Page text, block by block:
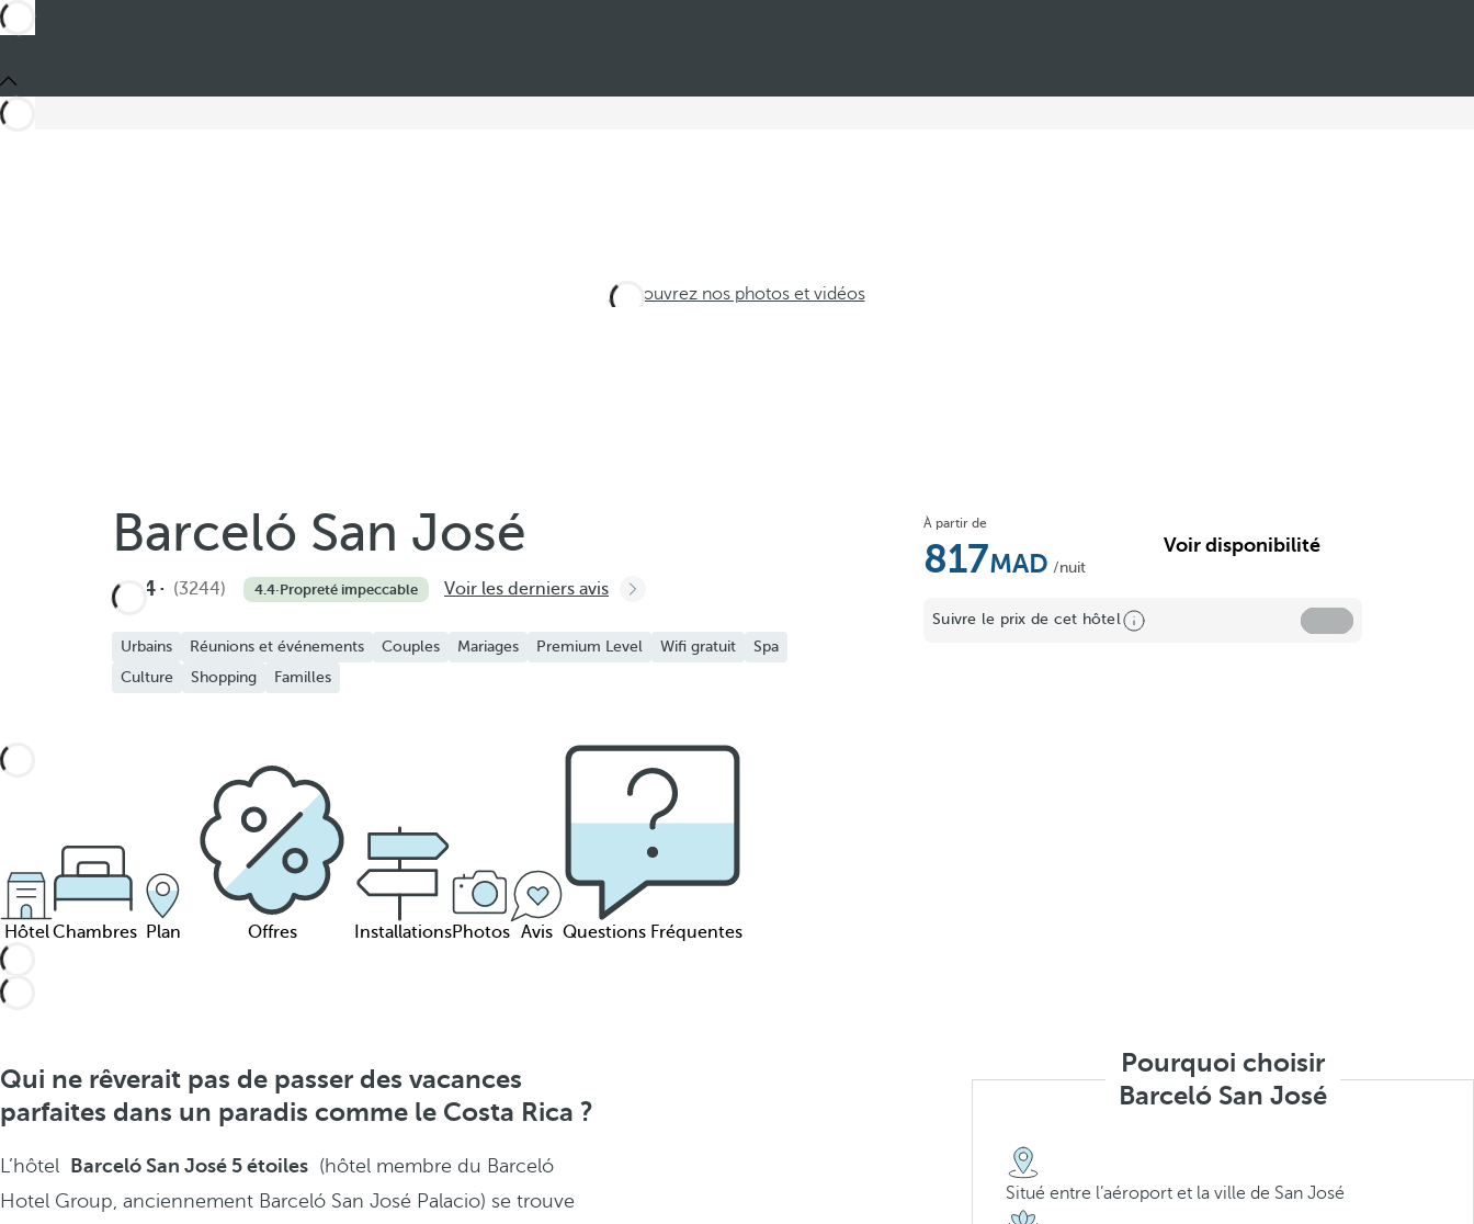
Découvrez nos photos et vidéos
À partir de
817 /nuit
Voir disponibilité
Suivre le prix de cet hôtel
Barceló San José
4 (3244) 4.4·Propreté impeccable Voir les derniers avis
Urbains Réunions et événements Couples Mariages Premium Level Wifi gratuit
Spa
Culture
Shopping Familles
HôtelChambres Plan Offres InstallationsPhotos Avis Questions Fréquentes
Qui ne rêverait pas de passer des vacances
parfaites dans un paradis comme le Costa Rica ?
L’hôtel Barceló San José 5 étoiles (hôtel membre du Barceló
Hotel Group, anciennement Barceló San José Palacio) se trouve
Pourquoi choisir
Barceló San José
Situé entre l’aéroport et la ville de San José